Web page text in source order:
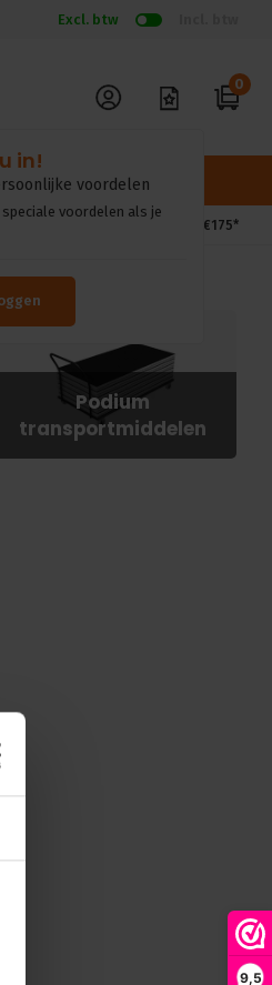
9,5
Excl. btw
0
Gratis verzendkosten vanaf €175*
Podium
transportmiddelen